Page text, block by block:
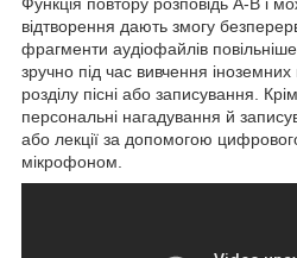
відтворення дають змогу
фрагменти аудіофайлів
зручно під час вивчення
розділу пісні або записування.
персональні нагадування й
або лекції за допомогою
мікрофоном.